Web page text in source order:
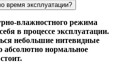
время эксплуатации?
влажностного режима
в процессе эксплуатации.
небольшие нитевидные
абсолютно нормальное